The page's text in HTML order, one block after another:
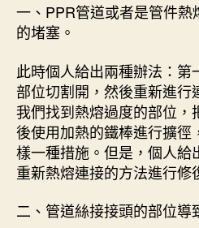
一、PPR管道或者是管件
的堵塞。
此時個人給出兩種辦法：
部位切割開，然後重新進行
我們找到熱熔過度的部位，
後使用加熱的鐵棒進行擴徑
樣一種措施。但是，個人給
重新熱熔連接的方法進行修
二、管道絲接接頭的部位導